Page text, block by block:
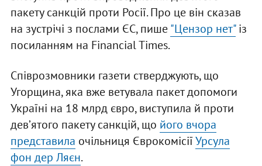
пакету санкцій проти Росії. Про це він сказав
на зустрічі з послами ЄС, пише"Цензор нет"із
посиланням на Financial Times.
Співрозмовники газети стверджують, що
Угорщина, яка вже ветувала пакет допомоги
Україні на 18 млрд євро, виступила й проти
девʼятого пакету санкцій, що його вчора
представила очільниця ЄврокомісіїУрсула
фон дер Ляєн.